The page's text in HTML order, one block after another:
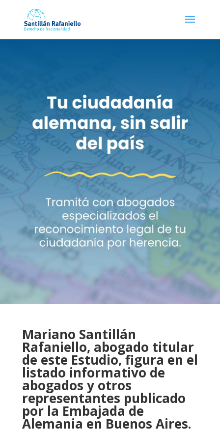
Mariano Santillán
Rafaniello, abogado titular
de este Estudio, figura en el
listado informativo de
abogados y otros
representantes publicado
por la Embajada de
Alemania en Buenos Aires.